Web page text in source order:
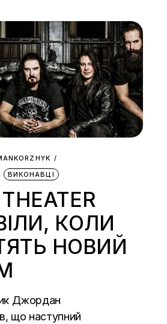
ВИКОНАВЦІ
КОЛИ
НОВИЙ
Джордан
що наступний